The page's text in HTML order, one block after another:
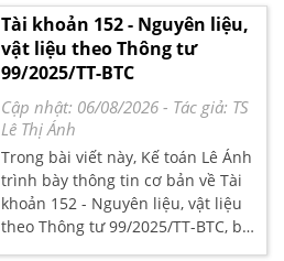
dung phản ánh của tài khoản, kèm
phương pháp kế toán đối với một
số giao dịch chủ yếu theo quy định
hiện hành.
Tài khoản 152 - Nguyên liệu,
vật liệu theo Thông tư
99/2025/TT-BTC
Cập nhật: 06/08/2026 - Tác giả: TS
Lê Thị Ánh
Trong bài viết này, Kế toán Lê Ánh
trình bày thông tin cơ bản về Tài
khoản 152 - Nguyên liệu, vật liệu
theo Thông tư 99/2025/TT-BTC, bao
gồm nguyên tắc kế toán, kết cấu và